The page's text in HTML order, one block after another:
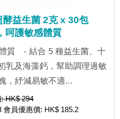
酵益生菌 2克 x 30包
呵護敏感體質
質 - 結合 5 種益生菌、十
乳及海藻鈣，幫助調理過敏
，紓減易敏不適...
HK$ 294
會員優惠價: HK$ 185.2